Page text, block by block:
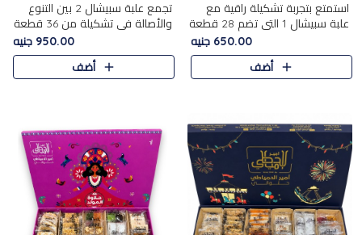
استمتع بتجربة تشكيلة راقية مع
علبة سبيشال 1 التي تضم 28 قطعة
من تشكيلة مختارة بعناية من أفخر
حلويات المولد المصرية الأصلية
الشرقية. تحتوي ال..
650.00 جنيه
أضف
تجمع علبة سبيشال 2 بين التنوع
والأصالة في تشكيلة من 36 قطعة
تضم أشهر حلويات المولد الشرقية.
تحتوي العلبة على الجزرية بالفول،
والجزرية بالبن..
950.00 جنيه
أضف